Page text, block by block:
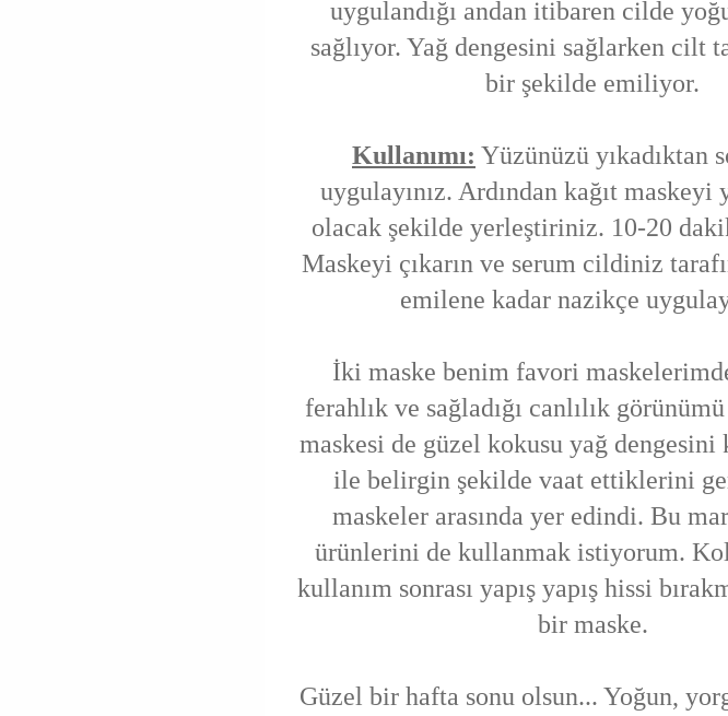
uygulandığı andan itibaren cilde
sağlıyor. Yağ dengesini sağlarken cilt
bir şekilde emiliyor.
Kullanımı: Yüzünüzü yıkadıktan
uygulayınız. Ardından kağıt maskeyi
olacak şekilde yerleştiriniz. 10-20
Maskeyi çıkarın ve serum cildiniz
emilene kadar nazikçe
İki maske benim favori
ferahlık ve sağladığı canlılık
maskesi de güzel kokusu yağ
ile belirgin şekilde vaat ettiklerini
maskeler arasında yer edindi. Bu
ürünlerini de kullanmak istiyorum.
kullanım sonrası yapış yapış hissi
bir maske.
Güzel bir hafta sonu olsun... Yoğun,